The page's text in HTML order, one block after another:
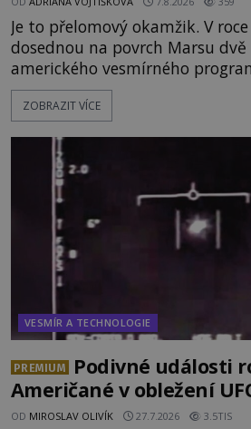
Je to přelomový okamžik. V
dosednou na povrch Marsu
amerického vesmírného
jsou schopny pořídit fotografie
opředené rudé planety. Viking
zvané Cydonie totiž zachytí
připomínající lidskou tvář.
ZOBRAZIT VÍCE
VESMÍR A TECHNOLOGIE
PREMIUM
Podivné události
Američané v obležení
OD MIROSLAV OLIVÍK 27.7.2026 3.5TIS